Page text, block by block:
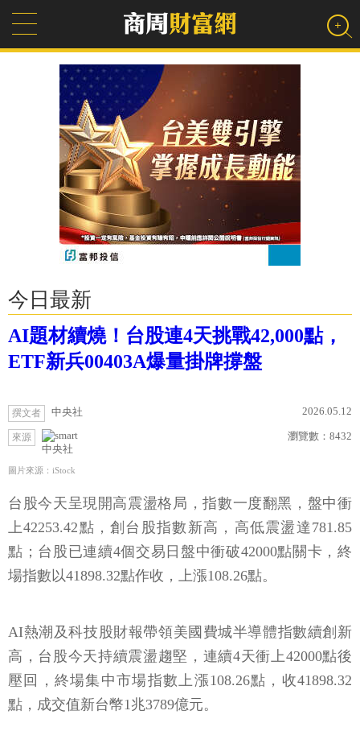
今日最新
AI題材續燒！台股連4天挑戰42,000點，
ETF新兵00403A爆量掛牌撐盤
撰文者 中央社 2026.05.12
來源
中央社
瀏覽數： 8432
圖片來源：iStock
台股今天呈現開高震盪格局，指數一度翻黑，盤中衝
上42253.42點，創台股指數新高，高低震盪達781.85
點；台股已連續4個交易日盤中衝破42000點關卡，終
場指數以41898.32點作收，上漲108.26點。
AI熱潮及科技股財報帶領美國費城半導體指數續創新
高，台股今天持續震盪趨堅，連續4天衝上42000點後
壓回，終場集中市場指數上漲108.26點，收41898.32
點，成交值新台幣1兆3789億元。